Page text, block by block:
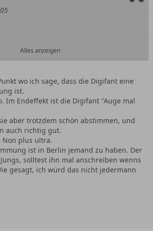
mal für die Antwort...
STG schickt. Weil ich mein zwischen 1,5
ja doch nen kleiner Unterschied, auch
an Sprit. Weil wenn die DK bei 70-
Volllastschalter ja schon durch. Man hat
Luft bis die Drosselklappe voll offen ist.
das z.B. der Bereich genau diese 1,5-1,8
Und in dem Falle würde ja
eingespritzt werden da das STG die
bar erkennt und beides nur als normale
behandelt.
Alles anzeigen
wo ich sage, dass die Digifant eine
ist.
Im Endeffekt ist die Digifant "Auge mal
aber trotzdem schön abstimmen, und
auch richtig gut.
Non plus ultra.
ist in Berlin jemand zu haben. Der
solltest ihn mal anschreiben wenns
gesagt, ich würd das nicht jedermann